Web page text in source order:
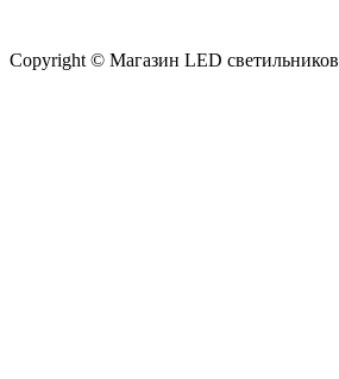
Copyright © Магазин LED светильников